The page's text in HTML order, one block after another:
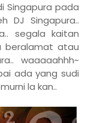
Singapura pada
DJ Singapura..
segala kaitan
beralamat atau
waaaaahhh~
ada yang sudi
la kan..